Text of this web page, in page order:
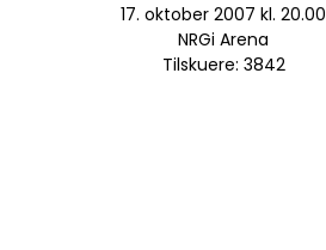
17. oktober 2007 kl. 20.00
NRGi Arena
Tilskuere: 3842